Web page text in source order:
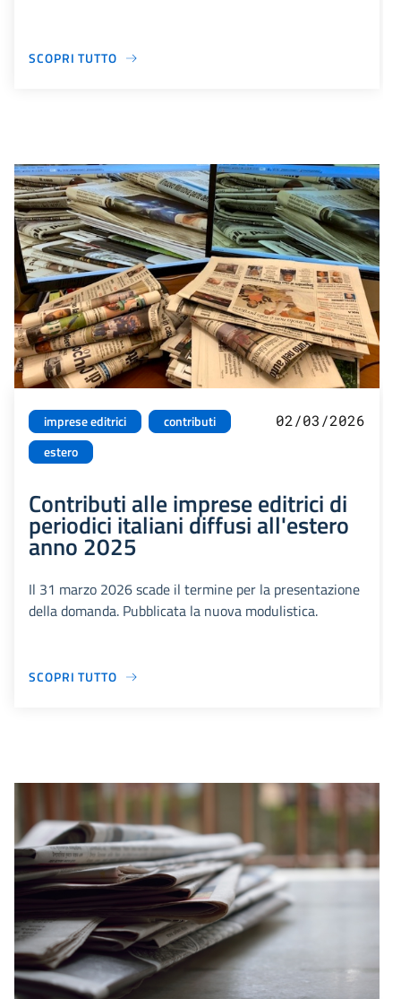
SCOPRI TUTTO
imprese editrici
contributi
estero
02/03/2026
Contributi alle imprese editrici di
periodici italiani diffusi all'estero
anno 2025
Il 31 marzo 2026 scade il termine per la presentazione
della domanda. Pubblicata la nuova modulistica.
SCOPRI TUTTO